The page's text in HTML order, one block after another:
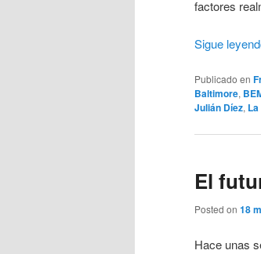
factores
Sigue
Publicado en
Baltimore,
Julián Díez,
El
Posted on 18
Hace unas